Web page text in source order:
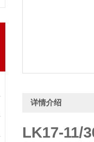
详情介绍
LK17-11/